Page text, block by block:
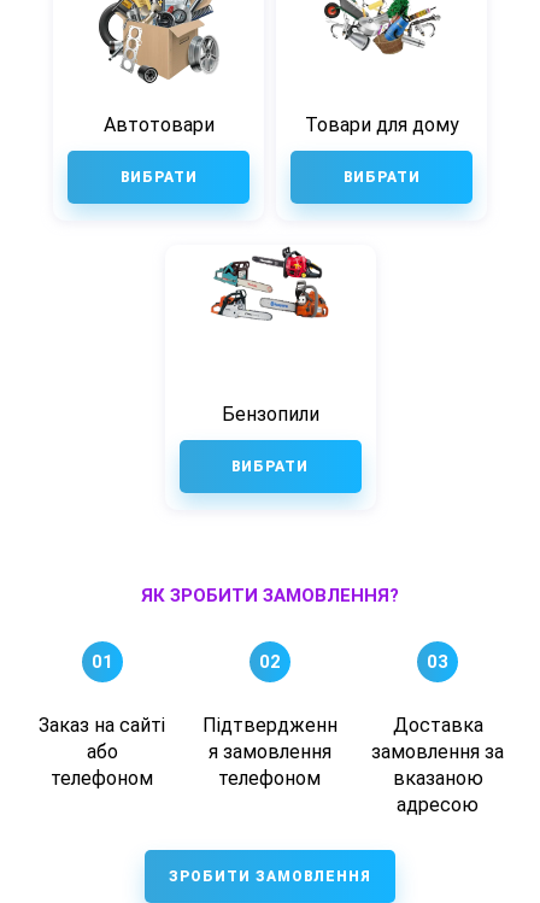
Автотовари
ВИБРАТИ
Товари для дому
ВИБРАТИ
Бензопили
ВИБРАТИ
ЯК ЗРОБИТИ ЗАМОВЛЕННЯ?
01
Заказ на сайті
або
телефоном
02
Підтвердженн
я замовлення
телефоном
03
Доставка
замовлення за
вказаною
адресою
ЗРОБИТИ ЗАМОВЛЕННЯ